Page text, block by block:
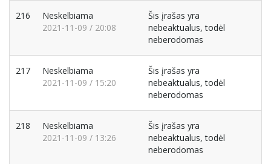
216
Neskelbiama
2021-11-09 / 20:08
Šis įrašas yra
nebeaktualus, todėl
neberodomas
217
Neskelbiama
2021-11-09 / 15:20
Šis įrašas yra
nebeaktualus, todėl
neberodomas
218
Neskelbiama
2021-11-09 / 13:26
Šis įrašas yra
nebeaktualus, todėl
neberodomas